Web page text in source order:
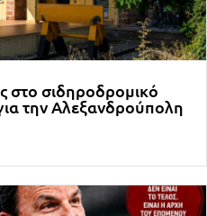
στο σιδηροδρομικό
την Αλεξανδρούπολη